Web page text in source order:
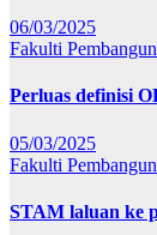
06/03/2025
Fakulti
Perluas definisi
05/03/2025
Fakulti
STAM laluan ke